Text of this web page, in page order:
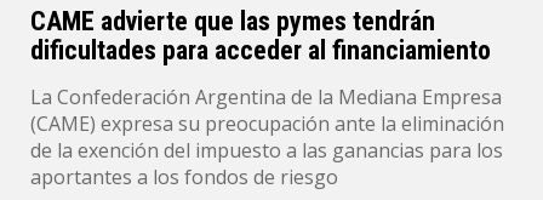
CAME advierte que las pymes tendrán
dificultades para acceder al financiamiento
La Confederación Argentina de la Mediana Empresa
(CAME) expresa su preocupación ante la eliminación
de la exención del impuesto a las ganancias para los
aportantes a los fondos de riesgo